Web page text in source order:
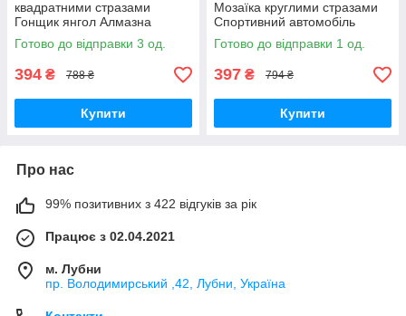
квадратними стразами
Гонщик янгол Алмазна
вишивка коти на підрамнику
30х40 Strateg КВ057
Готово до відправки 3 од.
394 ₴ 788 ₴
Купити
Мозаїка круглими стразами
Cпортивний автомобіль
30х40 Малювання камінням
на полотні Повна викладка
Готово до відправки 1 од.
397 ₴ 794 ₴
Купити
Про нас
99% позитивних з 422 відгуків за рік
Працює з 02.04.2021
м. Лубни
пр. Володимирський ,42, Лубни, Україна